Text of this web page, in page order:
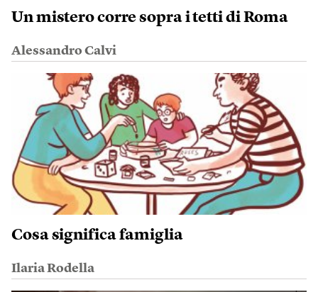
Un mistero corre sopra i tetti di Roma
Alessandro Calvi
Cosa significa famiglia
Ilaria Rodella